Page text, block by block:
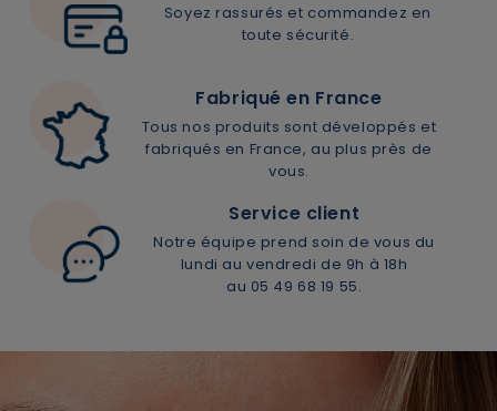
Soyez rassurés et commandez en
toute sécurité.
Fabriqué en France
Tous nos produits sont développés et
fabriqués en France, au plus près de
vous.
Service client
Notre équipe prend soin de vous du
lundi au vendredi de 9h à 18h
au 05 49 68 19 55.